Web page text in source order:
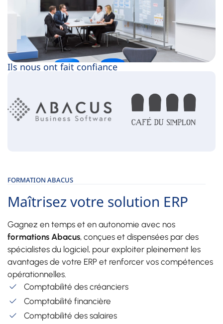
Ils nous ont fait confiance
FORMATION ABACUS
Maîtrisez votre solution ERP
Gagnez en temps et en autonomie avec nos
formations Abacus, conçues et dispensées par des
spécialistes du logiciel, pour exploiter pleinement les
avantages de votre ERP et renforcer vos compétences
opérationnelles.
Comptabilité des créanciers
Comptabilité financière
Comptabilité des salaires